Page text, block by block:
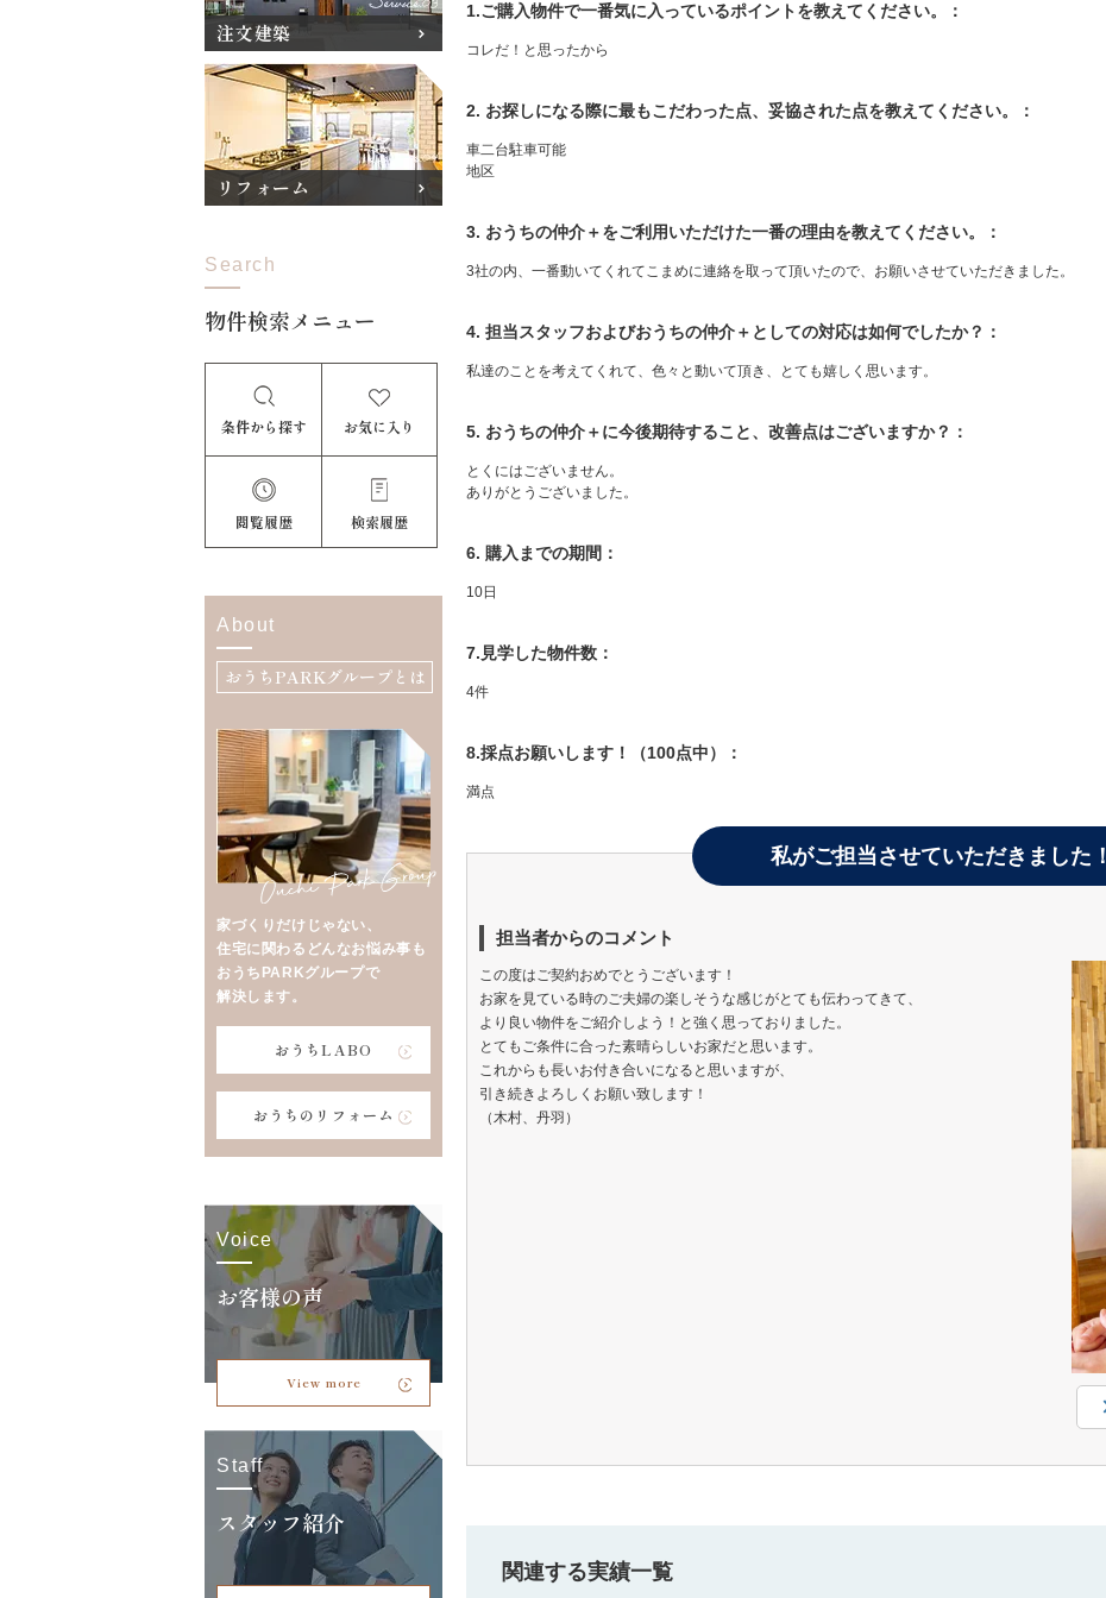
1.ご購入物件で一番気に入っているポイントを教えてください。：
コレだ！と思ったから
2. お探しになる際に最もこだわった点、妥協された点を教えてください。：
車二台駐車可能
地区
3. おうちの仲介＋をご利用いただけた一番の理由を教えてください。：
3社の内、一番動いてくれてこまめに連絡を取って頂いたので、お願いさせていただきました。
4. 担当スタッフおよびおうちの仲介＋としての対応は如何でしたか？：
私達のことを考えてくれて、色々と動いて頂き、とても嬉しく思います。
5. おうちの仲介＋に今後期待すること、改善点はございますか？：
とくにはございません。
ありがとうございました。
6. 購入までの期間：
10日
7.見学した物件数：
4件
8.採点お願いします！（100点中）：
満点
私がご担当させていただきました！
担当者からのコメント
この度はご契約おめでとうございます！
お家を見ている時のご夫婦の楽しそうな感じがとても伝わってきて、
より良い物件をご紹介しよう！と強く思っておりました。
とてもご条件に合った素晴らしいお家だと思います。
これからも長いお付き合いになると思いますが、
引き続きよろしくお願い致します！
（木村、丹羽）
関連する実績一覧
注文建築
リフォーム
Search
物件検索メニュー
条件から探す お気に入り
閲覧履歴 検索履歴
About
おうちPARKグループとは
家づくりだけじゃない、
住宅に関わるどんなお悩み事も
おうちPARKグループで
解決します。
おうちLABO
おうちのリフォーム
Voice
お客様の声
View more
Staff
スタッフ紹介